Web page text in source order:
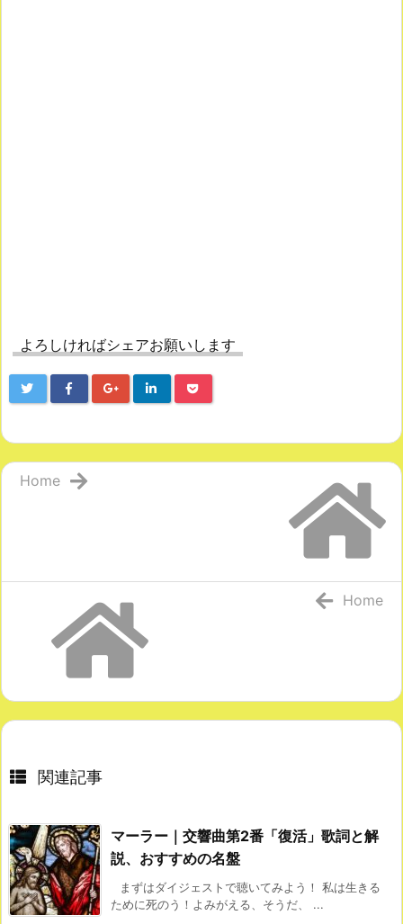
よろしければシェアお願いします
Home
Home
関連記事
マーラー｜交響曲第2番「復活」歌詞と解
説、おすすめの名盤
まずはダイジェストで聴いてみよう！ 私は生きる
ために死のう！よみがえる、そうだ、 ...